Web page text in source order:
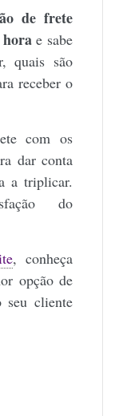
de frete
horae sabe
quais são
receber o
com os
dar conta
a triplicar.
do
, conheça
opção de
seu cliente